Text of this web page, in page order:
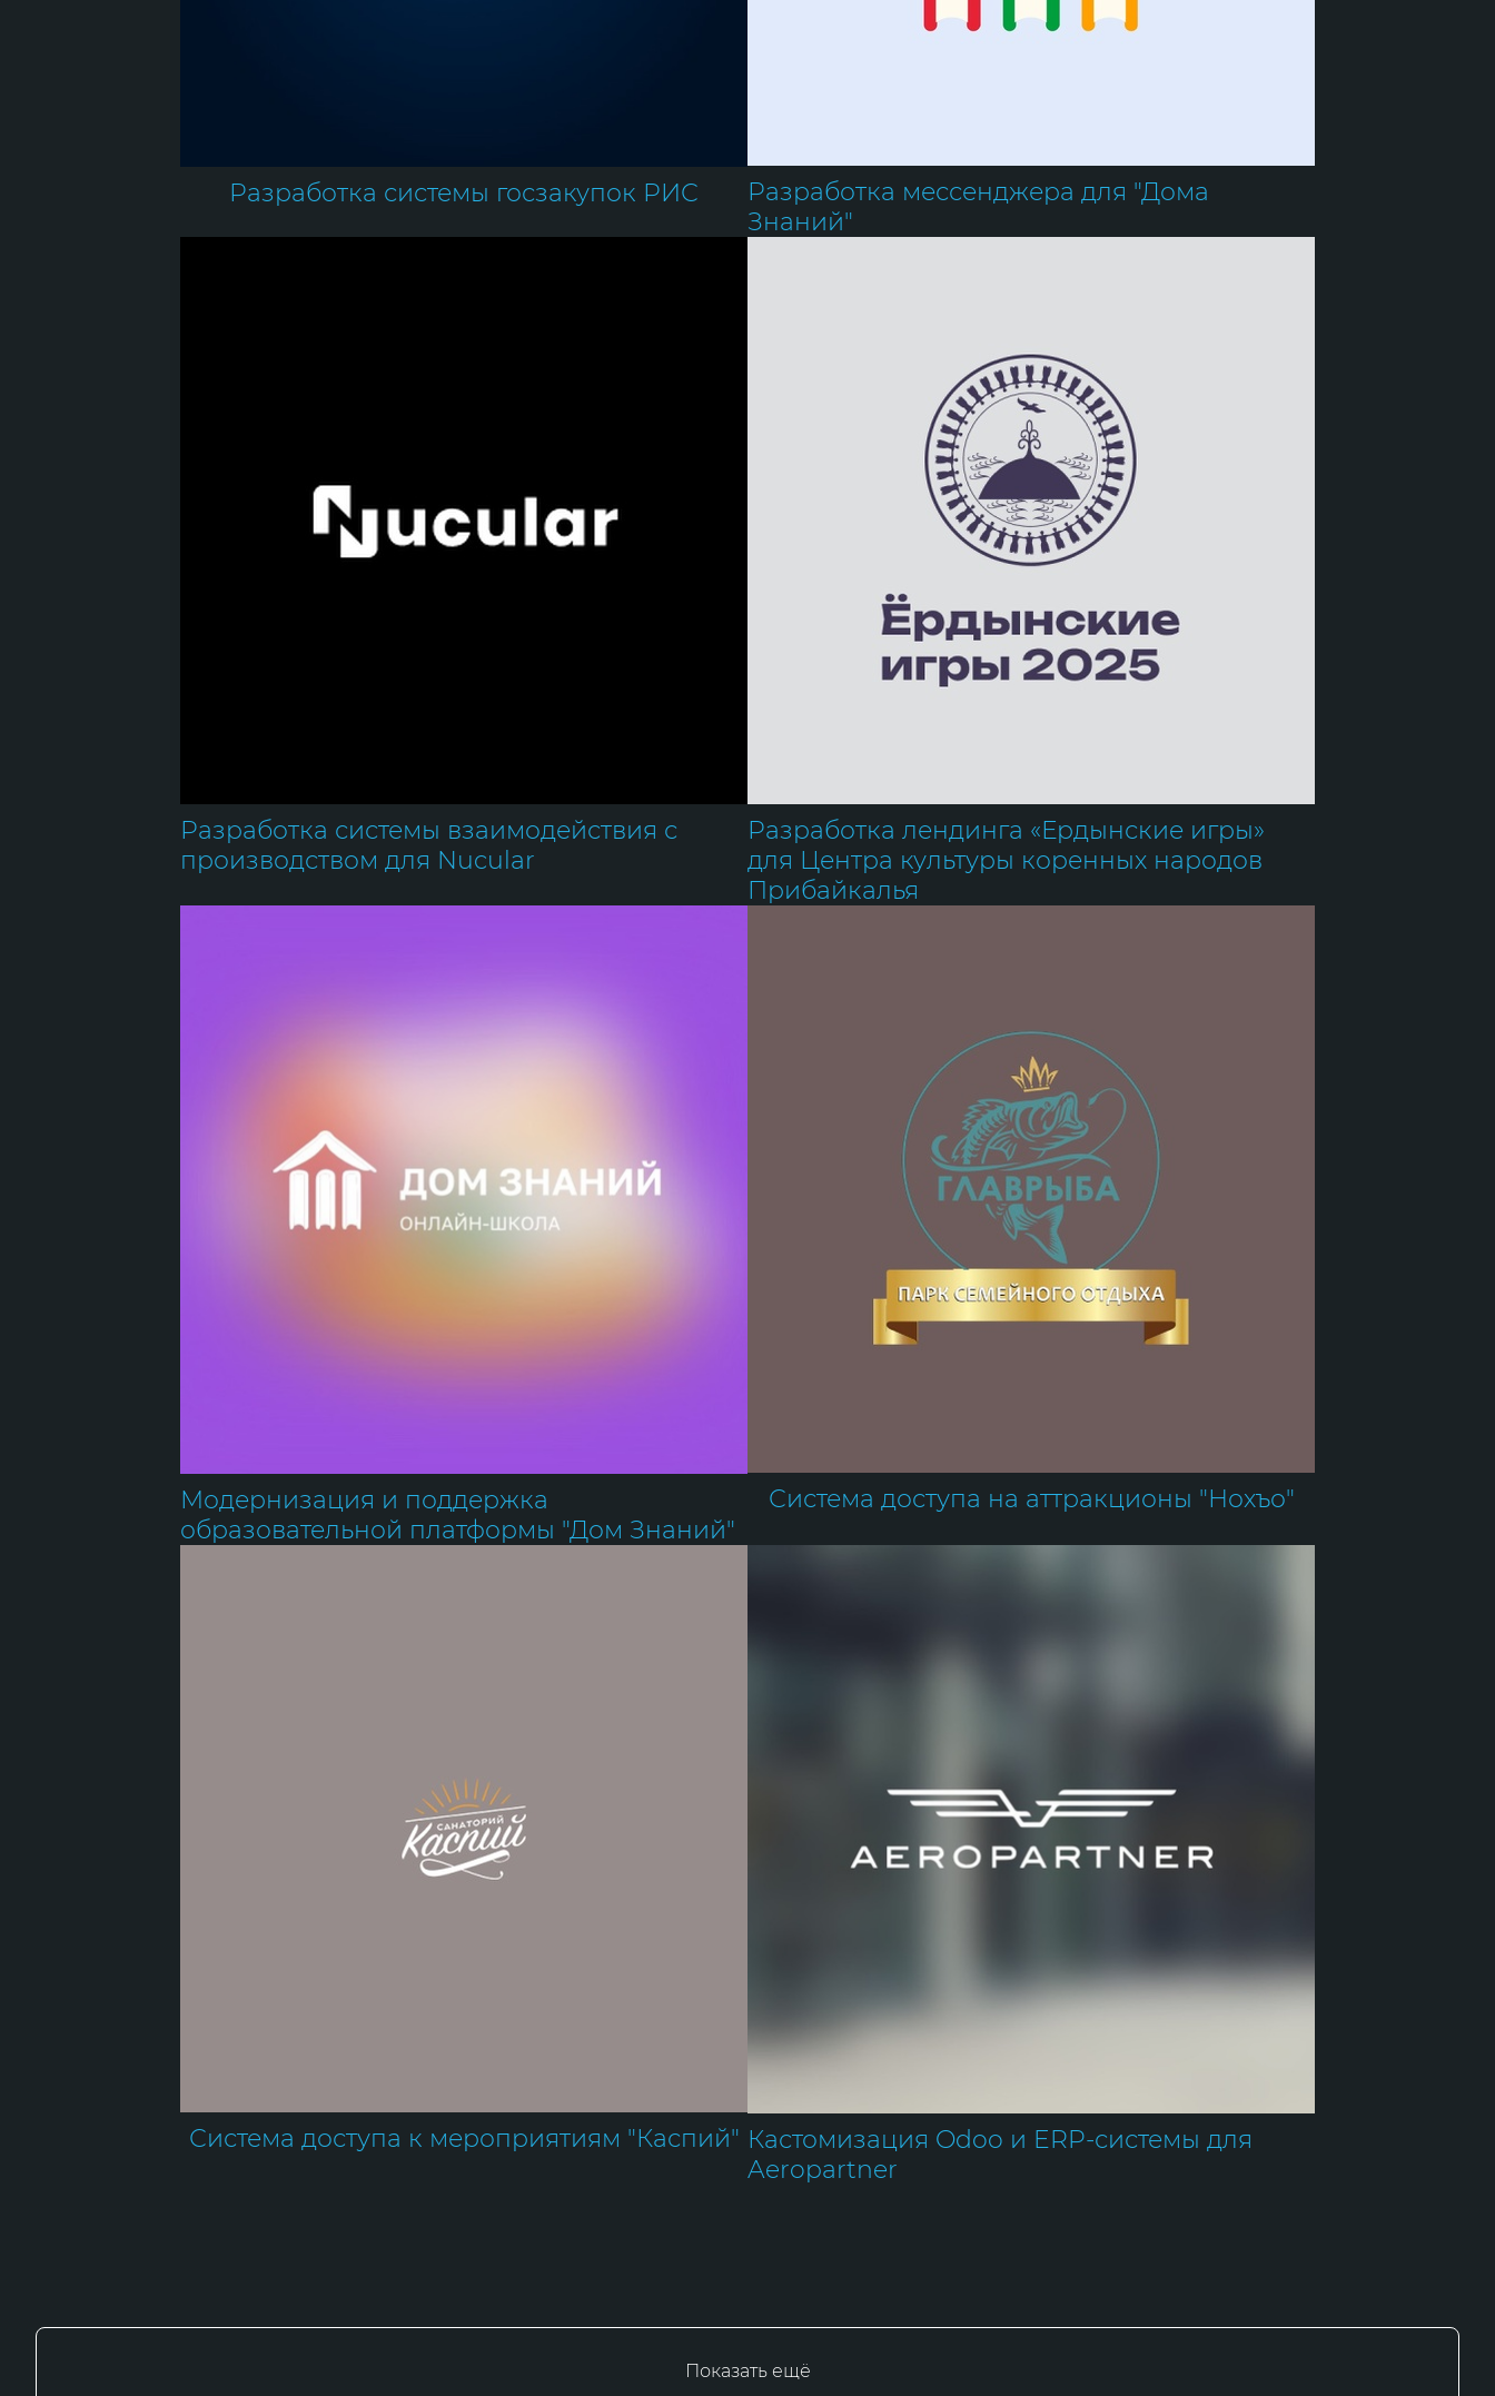
Разработка системы госзакупок РИС
Разработка мессенджера для "Дома
Знаний"
Разработка системы взаимодействия с
производством для Nucular
Разработка лендинга «Ердынские игры»
для Центра культуры коренных народов
Прибайкалья
Модернизация и поддержка
образовательной платформы "Дом Знаний"
Система доступа на аттракционы "Нохъо"
Система доступа к мероприятиям "Каспий" Кастомизация Odoo и ERP-системы для
Aeropartner
Показать ещё